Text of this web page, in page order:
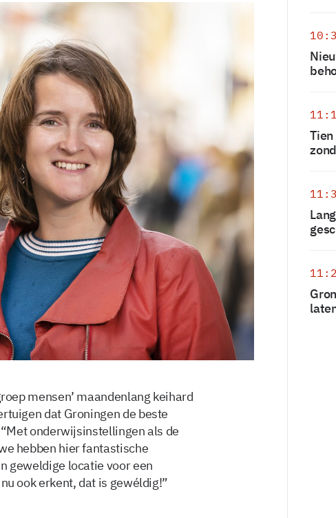
mensen’ maandenlang keihard
dat Groningen de beste
onderwijsinstellingen als de
hebben hier fantastische
geweldige locatie voor een
ook erkent, dat is gewéldig!”